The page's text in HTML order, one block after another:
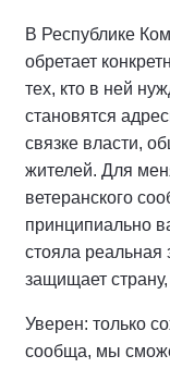
В Республике
обретает
тех, кто в ней
становятся
связке власти,
жителей. Для
ветеранского
принципиально
стояла реальная
защищает
Уверен: только
сообща, мы